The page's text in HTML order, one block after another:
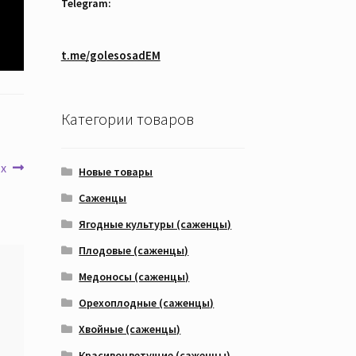
Следующая
x
t.me/golesosadEM
Категории товаров
Новые товары
Саженцы
Ягодные культуры (саженцы)
Плодовые (саженцы)
Медоносы (саженцы)
Орехоплодные (саженцы)
Хвойные (саженцы)